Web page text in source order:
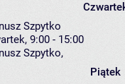
Szpytko
9:00 - 15:00
Szpytko,
Piątek